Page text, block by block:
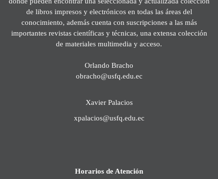
de libros impresos y electrónicos en todas las áreas del
conocimiento, además cuenta con suscripciones a las más
importantes revistas científicas y técnicas, una extensa colección
de materiales multimedia y acceso.
Orlando Bracho
obracho@usfq.edu.ec
Xavier Palacios
xpalacios@usfq.edu.ec
Horarios de Atención